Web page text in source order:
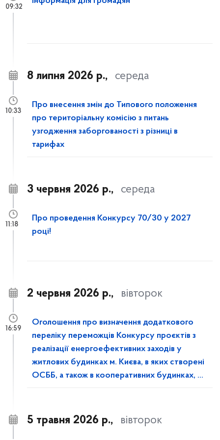
09:32
8 липня 2026 р., середа
Про внесення змін до Типового положення
про територіальну комісію з питань
узгодження заборгованості з різниці в
тарифах
10:33
3 червня 2026 р., середа
Про проведення Конкурсу 70/30 у 2027
році!
11:18
2 червня 2026 р., вівторок
Оголошення про визначення додаткового
переліку переможців Конкурсу проєктів з
реалізації енергоефективних заходів у
житлових будинках м. Києва, в яких створені
ОСББ, а також в кооперативних будинках, у
16:59
5 травня 2026 р., вівторок